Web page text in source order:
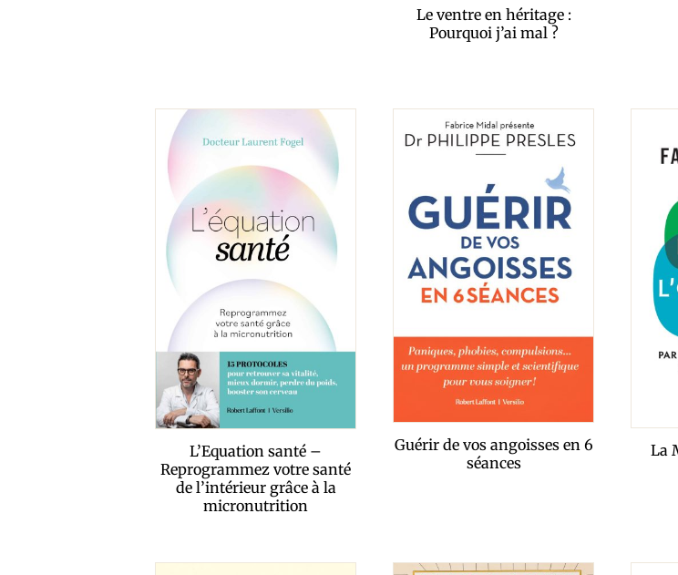
Le ventre en héritage :
Pourquoi j’ai mal ?
L’Equation santé –
Reprogrammez votre santé
de l’intérieur grâce à la
micronutrition
Guérir de vos angoisses en 6
séances
La